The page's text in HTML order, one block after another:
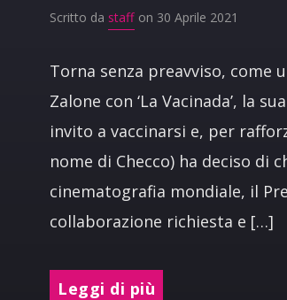
Scritto da staff on 30 Aprile 2021
Torna senza preavviso, come
Zalone con ‘La Vacinada’, la
invito a vaccinarsi e, per
nome di Checco) ha deciso di
cinematografia mondiale, il
collaborazione richiesta e […]
Leggi di più